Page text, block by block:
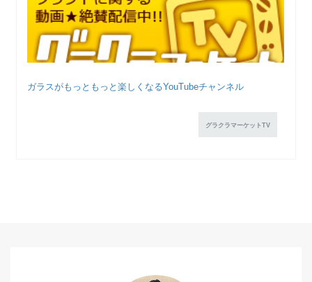
ガラスがもっともっと楽しくなるYouTubeチャンネル
グラクラマーケットTV